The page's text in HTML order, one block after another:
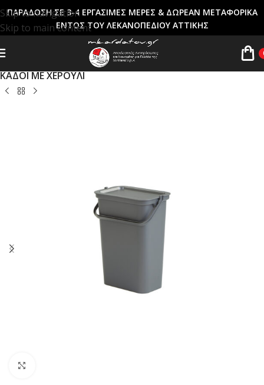
Skip to navigation
Skip to main content
ΠΑΡΑΔΟΣΗ ΣΕ 3-4 ΕΡΓΑΣΙΜΕΣ ΜΕΡΕΣ & ΔΩΡΕΑΝ ΜΕΤΑΦΟΡΙΚΑ
ΕΝΤΟΣ ΤΟΥ ΛΕΚΑΝΟΠΕΔΙΟΥ ΑΤΤΙΚΗΣ
Αρχική σελίδα
ΚΑΔΟΙ ΑΠΟΡΡΙΜΜΑΤΩΝ
ΚΑΔΟΙ ΜΕ ΧΕΡΟΥΛΙ